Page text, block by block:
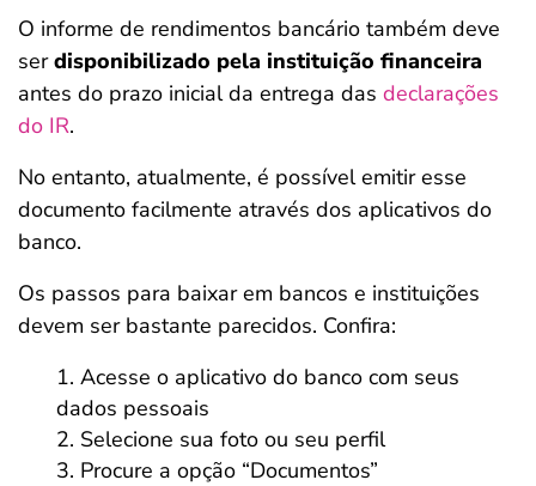
O informe de rendimentos bancário também deve
serdisponibilizado pela instituição financeira
antes do prazo inicial da entrega das declarações
do IR.
No entanto, atualmente, é possível emitir esse
documento facilmente através dos aplicativos do
banco.
Os passos para baixar em bancos e instituições
devem ser bastante parecidos. Confira:
Acesse o aplicativo do banco com seus
dados pessoais
Selecione sua foto ou seu perfil
Procure a opção “Documentos”